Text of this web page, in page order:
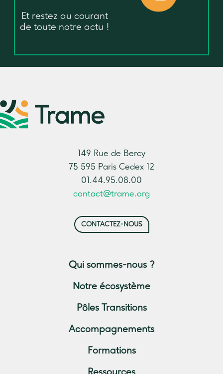
Et restez au courant
de toute notre actu !
149 Rue de Bercy
75 595 Paris Cedex 12
01.44.95.08.00
contact@trame.org
CONTACTEZ-NOUS
Qui sommes-nous ?
Notre écosystème
Pôles Transitions
Accompagnements
Formations